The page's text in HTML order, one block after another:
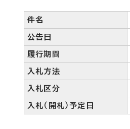
件名
公告日
履行期間
入札方法
入札区分
入札（開札）予定日